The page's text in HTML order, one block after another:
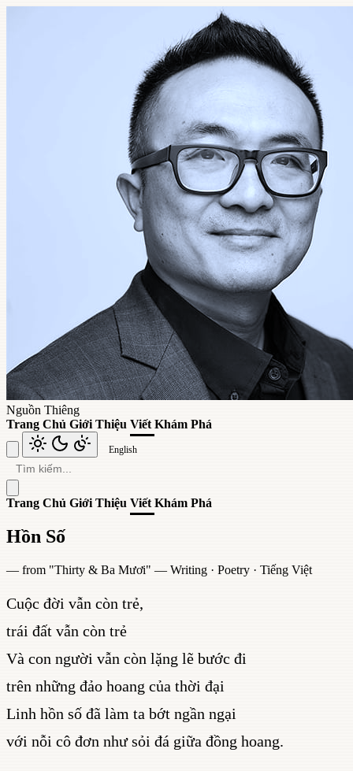
Nguồn Thiêng
Trang Chủ Giới Thiệu Viết Khám Phá
English
Trang Chủ Giới Thiệu Viết Khám Phá
Hồn Số
— from "Thirty & Ba Mươi" — Writing · Poetry · Tiếng Việt
Cuộc đời vẫn còn trẻ,
trái đất vẫn còn trẻ
Và con người vẫn còn lặng lẽ bước đi
trên những đảo hoang của thời đại
Linh hồn số đã làm ta bớt ngần ngại
với nỗi cô đơn như sỏi đá giữa đồng hoang.